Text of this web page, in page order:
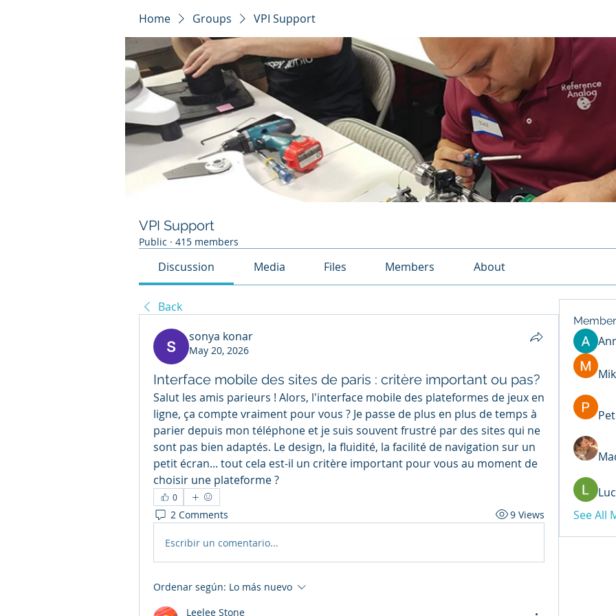
Home Groups VPI Support
VPI Support
Public · 415 members
Discussion Media Files Members About
Back
sonya konar
May 20, 2026
Interface mobile des sites de paris : critère important ou pas?
Salut les amis parieurs ! Alors, l'interface mobile des plateformes de jeux en
ligne, ça compte vraiment pour vous ? Je passe de plus en plus de temps à
parier depuis mon téléphone et je suis souvent frustré par des sites qui ne
sont pas bien adaptés. Le design, la fluidité, la facilité de navigation sur un
petit écran... tout cela est-il un critère important pour vous au moment de
choisir une plateforme ?
0
2 Comments 9 Views
Escribir un comentario...
Ordenar según: Lo más nuevo
Leelee Stone
See All